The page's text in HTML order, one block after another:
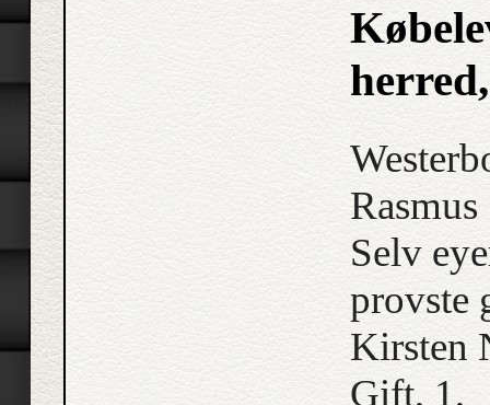
Selv
provste
Kirsten
Gift, 1,